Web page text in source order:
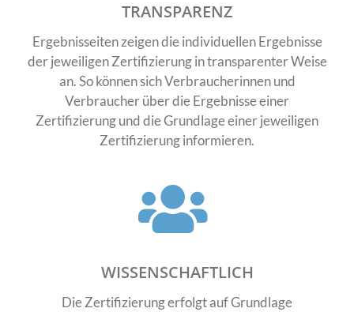
TRANSPARENZ
Ergebnisseiten zeigen die individuellen Ergebnisse
der jeweiligen Zertifizierung in transparenter Weise
an. So können sich Verbraucherinnen und
Verbraucher über die Ergebnisse einer
Zertifizierung und die Grundlage einer jeweiligen
Zertifizierung informieren.
WISSENSCHAFTLICH
Die Zertifizierung erfolgt auf Grundlage